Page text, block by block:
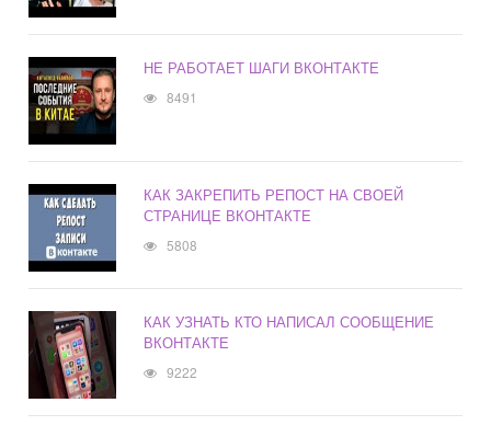
НЕ РАБОТАЕТ ШАГИ ВКОНТАКТЕ
8491
КАК ЗАКРЕПИТЬ РЕПОСТ НА СВОЕЙ
СТРАНИЦЕ ВКОНТАКТЕ
5808
КАК УЗНАТЬ КТО НАПИСАЛ СООБЩЕНИЕ
ВКОНТАКТЕ
9222